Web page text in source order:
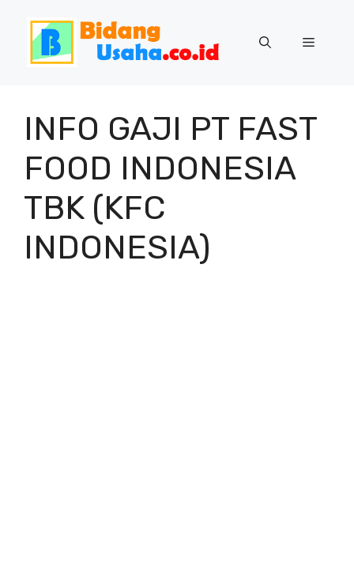
Menu
INFO GAJI PT FAST
FOOD INDONESIA
TBK (KFC
INDONESIA)